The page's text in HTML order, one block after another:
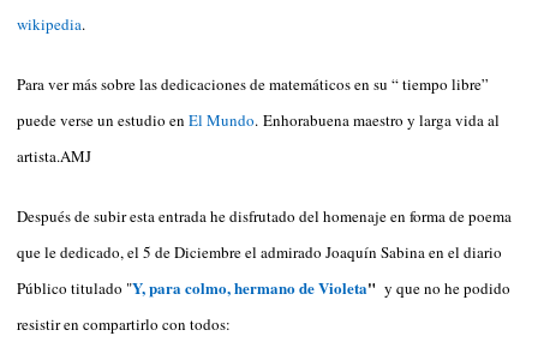
wikipedia.
Para ver más sobre las dedicaciones de matemáticos en su “ tiempo libre”
puede verse un estudio en El Mundo. Enhorabuena maestro y larga vida al
artista.AMJ
Después de subir esta entrada he disfrutado del homenaje en forma de poema
que le dedicado, el 5 de Diciembre el admirado Joaquín Sabina en el diario
Público titulado "Y, para colmo, hermano de Violeta" y que no he podido
resistir en compartirlo con todos: